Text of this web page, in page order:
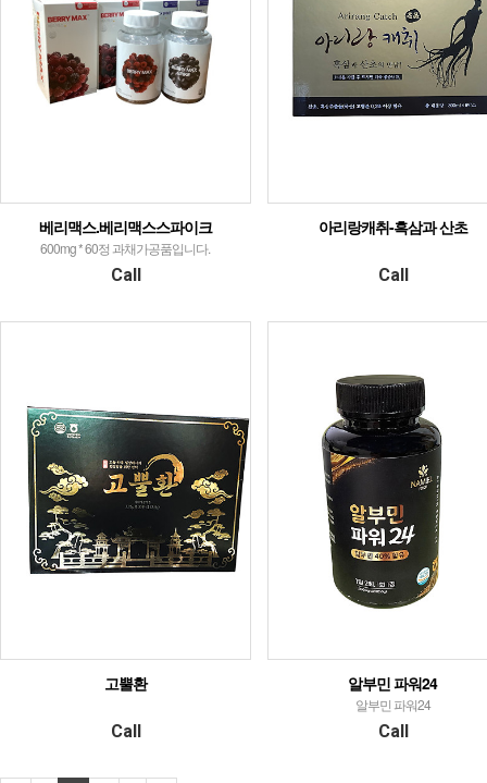
베리맥스.베리맥스스파이크
600mg * 60정 과채가공품입니다.
Call
아리랑캐취-흑삼과 산초
Call
고뿔환
Call
알부민 파워24
알부민 파워24
Call